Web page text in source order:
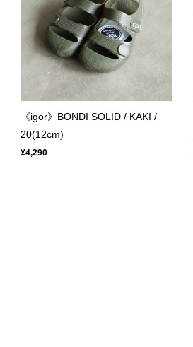
《igor》BONDI SOLID / KAKI /
20(12cm)
¥4,290